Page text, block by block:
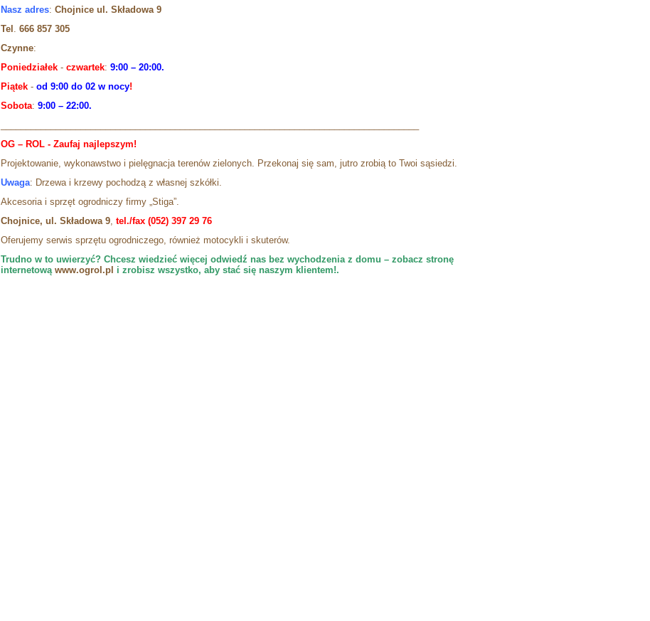
Nasz adres: Chojnice ul. Składowa 9
Tel . 666 857 305
Czynne:
Poniedziałek - czwartek: 9:00 – 20:00.
Piątek - od 9:00 do 02 w nocy!
Sobota: 9:00 – 22:00.
OG – ROL - Zaufaj najlepszym!
Projektowanie, wykonawstwo i pielęgnacja terenów zielonych. Przekonaj się sam, jutro zrobią to Twoi sąsiedzi.
Uwaga: Drzewa i krzewy pochodzą z własnej szkółki.
Akcesoria i sprzęt ogrodniczy firmy „Stiga”.
Chojnice, ul. Składowa 9, tel./fax (052) 397 29 76
Oferujemy serwis sprzętu ogrodniczego, również motocykli i skuterów.
Trudno w to uwierzyć? Chcesz wiedzieć więcej odwiedź nas bez wychodzenia z domu – zobacz stronę
internetową www.ogrol.pl i zrobisz wszystko, aby stać się naszym klientem!.